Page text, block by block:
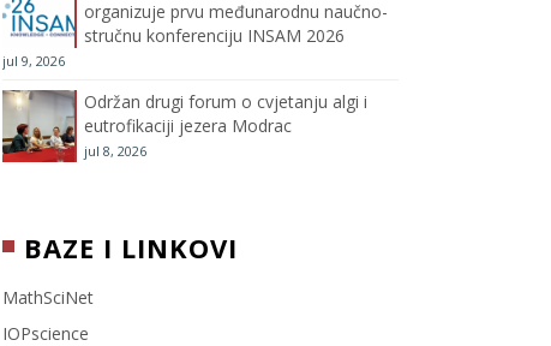
l
organizuje prvu međunarodnu naučno-
stručnu konferenciju INSAM 2026
jul 9, 2026
Održan drugi forum o cvjetanju algi i
eutrofikaciji jezera Modrac
jul 8, 2026
BAZE I LINKOVI
MathSciNet
IOPscience